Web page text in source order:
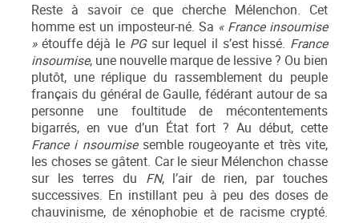
Reste à savoir ce que cherche Mélenchon. Cet
homme est un imposteur-né. Sa « France insoumise
»étouffe déjà le PGsur lequel il s’est hissé. France
insoumise, une nouvelle marque de lessive ? Ou bien
plutôt, une réplique du rassemblement du peuple
français du général de Gaulle, fédérant autour de sa
personne une foultitude de mécontentements
bigarrés, en vue d’un État fort ? Au début, cette
France i nsoumisesemble rougeoyante et très vite,
les choses se gâtent. Car le sieur Mélenchon chasse
sur les terres du FN, l’air de rien, par touches
successives. En instillant peu à peu des doses de
chauvinisme, de xénophobie et de racisme crypté.